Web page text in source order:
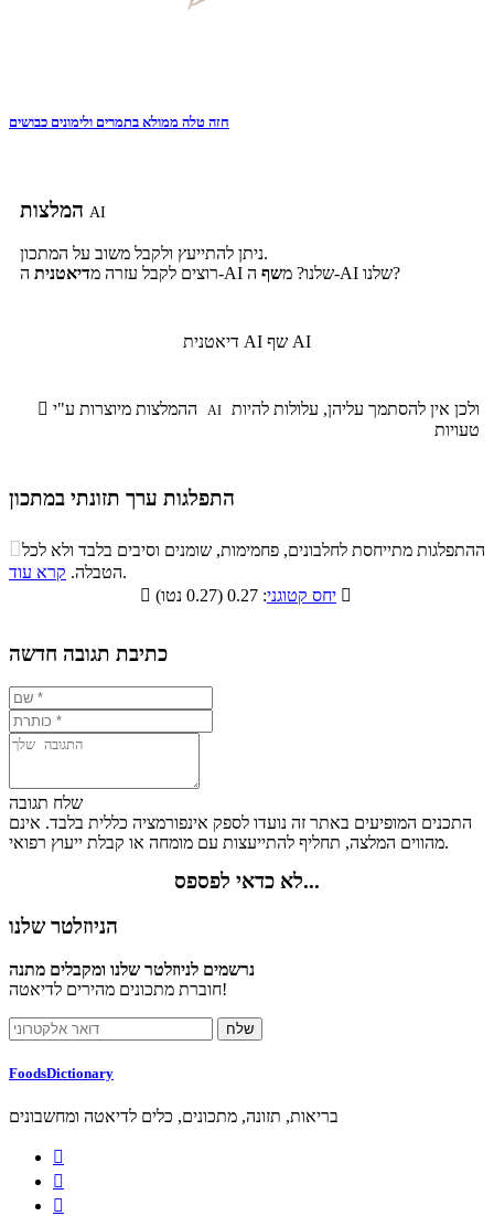
חזה טלה ממולא בתמרים ולימונים כבושים
AI
ניתן להתייעץ ולקבל משוב על המתכון.
רוצים לקבל עזרה מדיאטנית ה-AI שלנו? משף ה-AI שלנו?
דיאטנית AI שף AI
 AI
טעויות
התפלגות ערך תזונתי במתכון
התפלגות ערך תזונתי במתכון
סיבים
תזונתיים
שומנים חלבונים
23.2% 55.1%
ההתפלגות מתייחסת לחלבונים, פחמימות, שומנים וסיבים בלבד ולא לכל
הטבלה. קרא עוד
.

יחס קטוגני 
כתיבת תגובה חדשה
שלח תגובה
התכנים המופיעים באתר זה נועדו לספק אינפורמציה כללית בלבד. אינם
מהווים המלצה, תחליף להתייעצות עם מומחה או קבלת ייעוץ רפואי.
לא כדאי לפספס...
הניוזלטר שלנו
נרשמים לניוזלטר שלנו ומקבלים מתנה
חוברת מתכונים מהירים לדיאטה!
FoodsDictionary
בריאות, תזונה, מתכונים, כלים לדיאטה ומחשבונים


